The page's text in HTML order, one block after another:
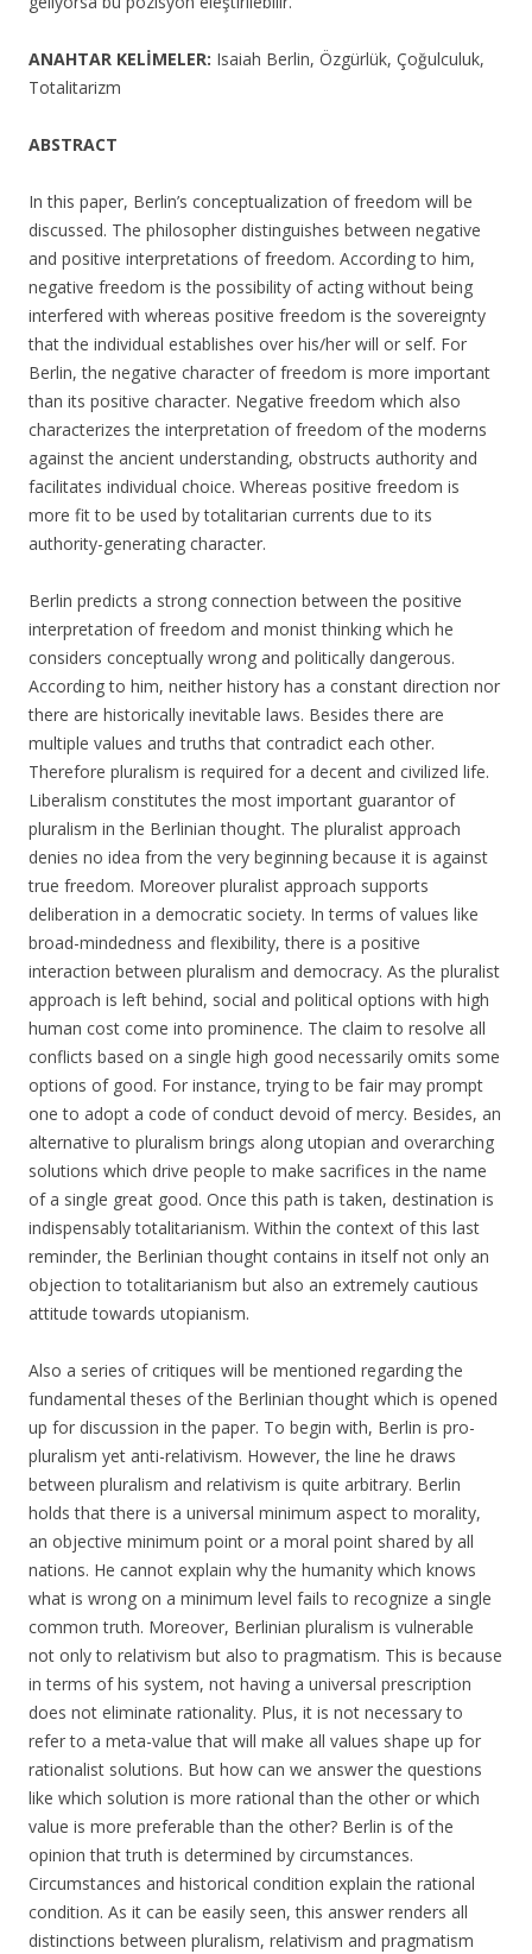
ANAHTAR KELİMELER: Isaiah Berlin, Özgürlük, Çoğulculuk,
Totalitarizm
ABSTRACT
In this paper, Berlin’s conceptualization of freedom will be
discussed. The philosopher distinguishes between negative
and positive interpretations of freedom. According to him,
negative freedom is the possibility of acting without being
interfered with whereas positive freedom is the sovereignty
that the individual establishes over his/her will or self. For
Berlin, the negative character of freedom is more important
than its positive character. Negative freedom which also
characterizes the interpretation of freedom of the moderns
against the ancient understanding, obstructs authority and
facilitates individual choice. Whereas positive freedom is
more fit to be used by totalitarian currents due to its
authority-generating character.
Berlin predicts a strong connection between the positive
interpretation of freedom and monist thinking which he
considers conceptually wrong and politically dangerous.
According to him, neither history has a constant direction nor
there are historically inevitable laws. Besides there are
multiple values and truths that contradict each other.
Therefore pluralism is required for a decent and civilized life.
Liberalism constitutes the most important guarantor of
pluralism in the Berlinian thought. The pluralist approach
denies no idea from the very beginning because it is against
true freedom. Moreover pluralist approach supports
deliberation in a democratic society. In terms of values like
broad-mindedness and flexibility, there is a positive
interaction between pluralism and democracy. As the pluralist
approach is left behind, social and political options with high
human cost come into prominence. The claim to resolve all
conflicts based on a single high good necessarily omits some
options of good. For instance, trying to be fair may prompt
one to adopt a code of conduct devoid of mercy. Besides, an
alternative to pluralism brings along utopian and overarching
solutions which drive people to make sacrifices in the name
of a single great good. Once this path is taken, destination is
indispensably totalitarianism. Within the context of this last
reminder, the Berlinian thought contains in itself not only an
objection to totalitarianism but also an extremely cautious
attitude towards utopianism.
Also a series of critiques will be mentioned regarding the
fundamental theses of the Berlinian thought which is opened
up for discussion in the paper. To begin with, Berlin is pro-
pluralism yet anti-relativism. However, the line he draws
between pluralism and relativism is quite arbitrary. Berlin
holds that there is a universal minimum aspect to morality,
an objective minimum point or a moral point shared by all
nations. He cannot explain why the humanity which knows
what is wrong on a minimum level fails to recognize a single
common truth. Moreover, Berlinian pluralism is vulnerable
not only to relativism but also to pragmatism. This is because
in terms of his system, not having a universal prescription
does not eliminate rationality. Plus, it is not necessary to
refer to a meta-value that will make all values shape up for
rationalist solutions. But how can we answer the questions
like which solution is more rational than the other or which
value is more preferable than the other? Berlin is of the
opinion that truth is determined by circumstances.
Circumstances and historical condition explain the rational
condition. As it can be easily seen, this answer renders all
distinctions between pluralism, relativism and pragmatism